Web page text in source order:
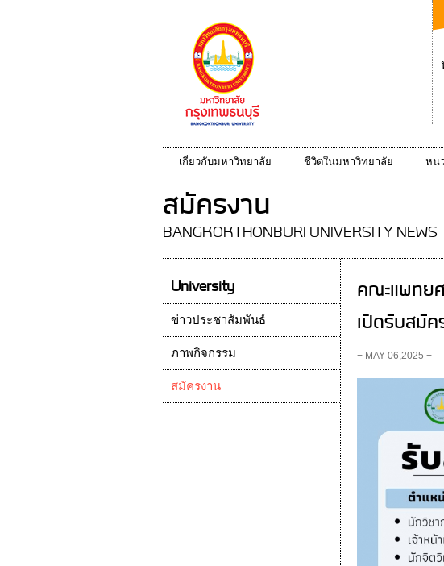
เกี่ยวกับมหาวิทยาลัย ชีวิตในมหาวิทยาลัย หน่
สมัครงาน
BANGKOKTHONBURI UNIVERSITY NEWS
คณะแพทย
เปิดรับสมัค
− MAY 06,2025 −
University
ข่าวประชาสัมพันธ์
ภาพกิจกรรม
สมัครงาน